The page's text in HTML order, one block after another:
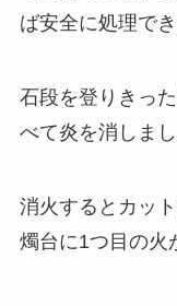
ば安全に処理でき
石段を登りきっ
べて炎を消しまし
消火するとカッ
燭台に1つ目の火